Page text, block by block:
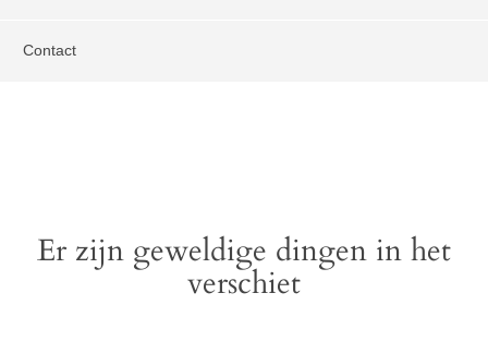
Contact
Er zijn geweldige dingen in het
verschiet